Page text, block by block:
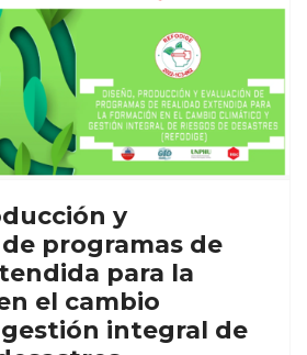
y
programas de
para la
el cambio
integral de